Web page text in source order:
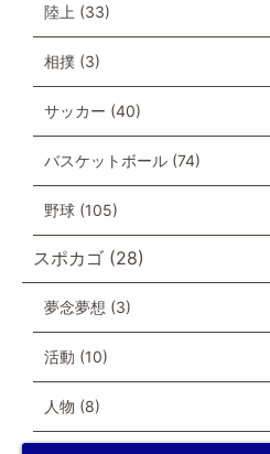
陸上 (33)
相撲 (3)
サッカー (40)
バスケットボール (74)
野球 (105)
スポカゴ (28)
夢念夢想 (3)
活動 (10)
人物 (8)